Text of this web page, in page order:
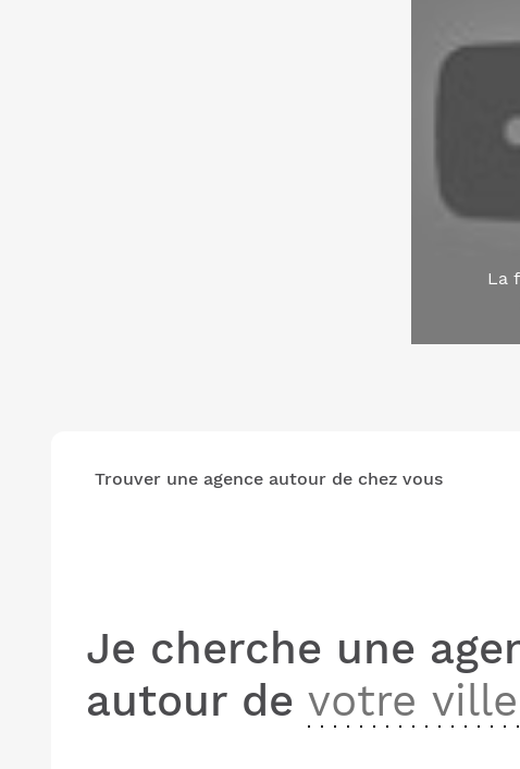
La
Trouver une agence autour de chez vous
Je cherche une
autour de